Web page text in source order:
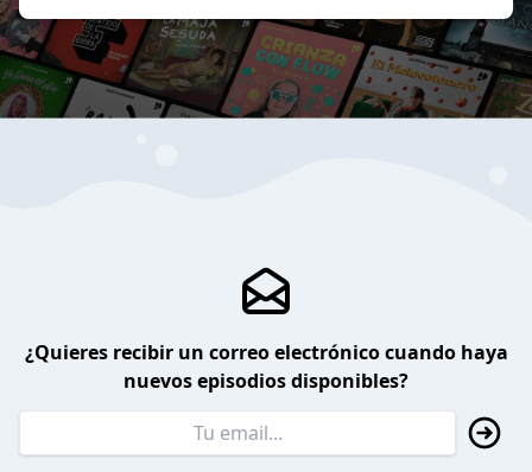
¿Quieres recibir un correo electrónico cuando haya
nuevos episodios disponibles?